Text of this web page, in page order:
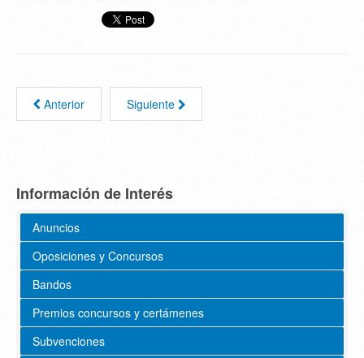
Anterior Siguiente
Información de Interés
Anuncios
Oposiciones y Concursos
Bandos
Premios concursos y certámenes
Subvenciones